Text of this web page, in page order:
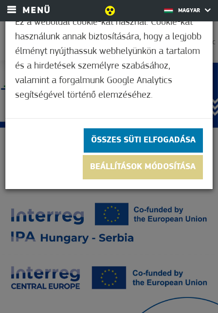
MENÜ MAGYAR
35,0°C
Ez a weboldal cookie-kat használ. Cookie-kat
használunk annak biztosítására, hogy a legjobb
élményt nyújthassuk webhelyünkön a tartalom
és a hirdetések személyre szabásához,
valamint a forgalmunk Google Analytics
segítségével történő elemzéséhez.
ÖSSZES SÜTI ELFOGADÁSA
BEÁLLÍTÁSOK MÓDOSÍTÁSA